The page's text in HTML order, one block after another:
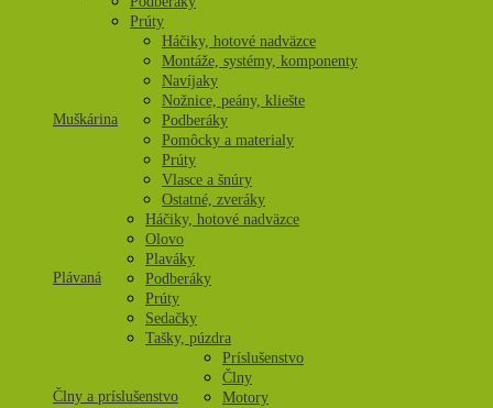
Prúty
Muškárina
Háčiky, hotové nadväzce
Montáže, systémy, komponenty
Navíjaky
Nožnice, peány, kliešte
Podberáky
Pomôcky a materialy
Prúty
Vlasce a šnúry
Ostatné, zveráky
Plávaná
Háčiky, hotové nadväzce
Olovo
Plaváky
Podberáky
Prúty
Sedačky
Tašky, púzdra
Člny a príslušenstvo
Príslušenstvo
Člny
Motory